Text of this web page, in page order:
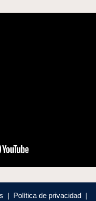
| Política de privacidad |